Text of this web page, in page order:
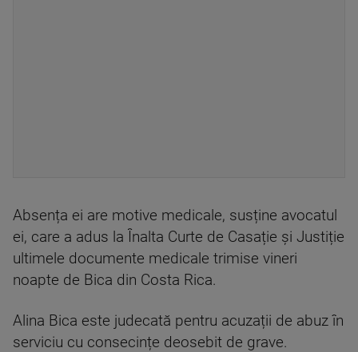
Absența ei are motive medicale, susține avocatul
ei, care a adus la Înalta Curte de Casație și Justiție
ultimele documente medicale trimise vineri
noapte de Bica din Costa Rica.
Alina Bica este judecată pentru acuzații de abuz în
serviciu cu consecințe deosebit de grave.